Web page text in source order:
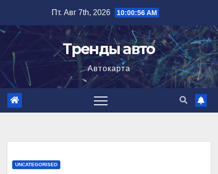
содержимому
Пт. Авг 7th, 2026 10:00:57 AM
Тренды авто
Автокарта
UNCATEGORISED